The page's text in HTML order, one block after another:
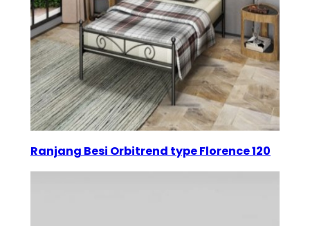
Ranjang Besi Orbitrend type Florence 120